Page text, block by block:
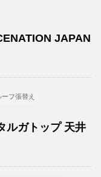
JAPAN
フ張替え
ルガトップ 天井